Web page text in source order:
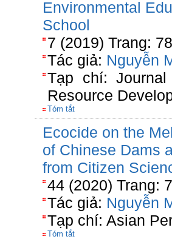
Environmental
School
7 (2019) Trang:
Tác giả: Nguyễn
Tạp chí:
Resource
Tóm tắt
Ecocide on the
of Chinese Dams
from Citizen
44 (2020) Trang:
Tác giả: Nguyễn
Tạp chí: Asian
Tóm tắt